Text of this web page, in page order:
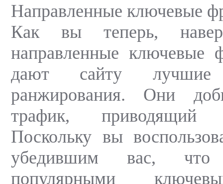
Направленные ключевые
Как вы теперь,
направленные ключевые
дают сайту
ранжирования. Они
трафик,
Поскольку вы
убедившим вас, что
популярными